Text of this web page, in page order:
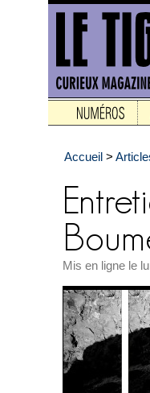
Accueil >
Mis en ligne le